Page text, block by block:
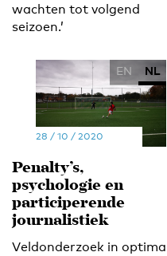
wachten tot volgend
seizoen.’
EN NL
28 / 10 / 2020
Penalty’s,
psychologie en
participerende
journalistiek
Veldonderzoek in optima